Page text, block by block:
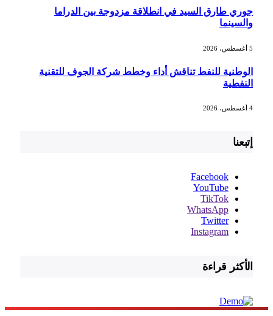
جوري طارق السيد في انطلاقة مزدوجة بين الدراما
والسينما
الوطنية للنفط تناقش أداء وخطط شركة الجوف للتقنية
النفطية
إتبعنا
Facebook
YouTube
TikTok
WhatsApp
Twitter
Instagram
الأكثر قراءة